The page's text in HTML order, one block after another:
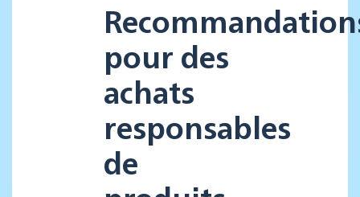
pour des
achats
responsables
de